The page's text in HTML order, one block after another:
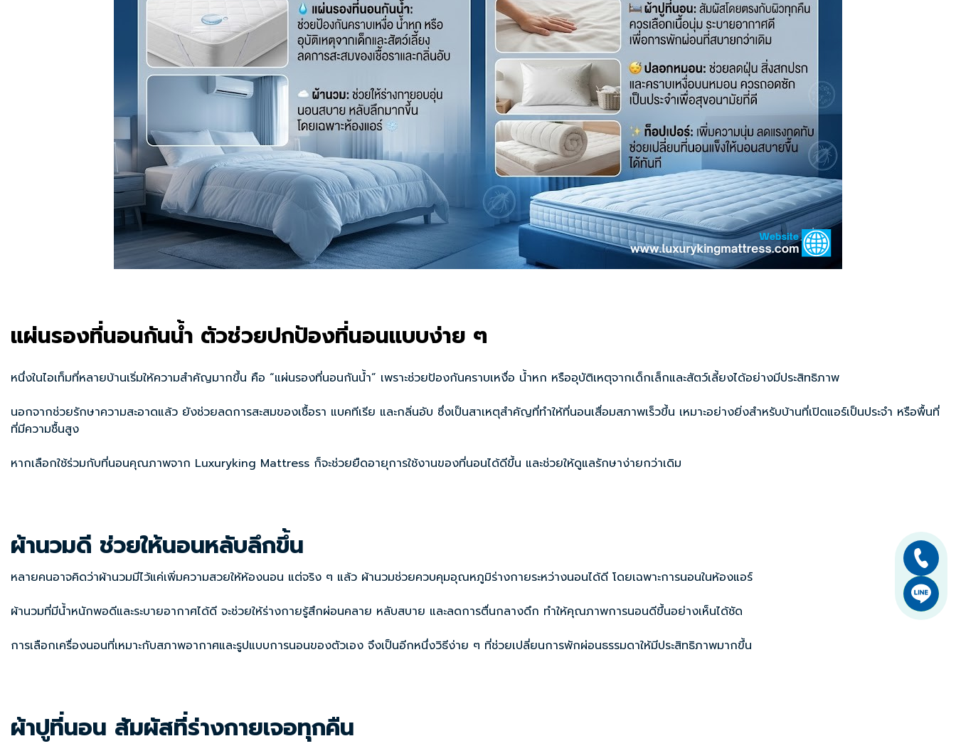
แผ่นรองที่นอนกันน้ำ ตัวช่วยปกป้องที่นอนแบบง่าย ๆ
หนึ่งในไอเท็มที่หลายบ้านเริ่มให้ความสำคัญมากขึ้น คือ “แผ่นรองที่นอนกันน้ำ” เพราะช่วยป้องกันคราบเหงื่อ น้ำหก หรืออุบัติเหตุจากเด็กเล็กและสัตว์เลี้ยงได้อย่างมีประสิทธิภาพ
นอกจากช่วยรักษาความสะอาดแล้ว ยังช่วยลดการสะสมของเชื้อรา แบคทีเรีย และกลิ่นอับ ซึ่งเป็นสาเหตุสำคัญที่ทำให้ที่นอนเสื่อมสภาพเร็วขึ้น เหมาะอย่างยิ่งสำหรับบ้านที่เปิดแอร์เป็นประจำ หรือพื้นที่
ที่มีความชื้นสูง
หากเลือกใช้ร่วมกับที่นอนคุณภาพจาก Luxuryking Mattress ก็จะช่วยยืดอายุการใช้งานของที่นอนได้ดีขึ้น และช่วยให้ดูแลรักษาง่ายกว่าเดิม
ผ้านวมดี ช่วยให้นอนหลับลึกขึ้น
หลายคนอาจคิดว่าผ้านวมมีไว้แค่เพิ่มความสวยให้ห้องนอน แต่จริง ๆ แล้ว ผ้านวมช่วยควบคุมอุณหภูมิร่างกายระหว่างนอนได้ดี โดยเฉพาะการนอนในห้องแอร์
ผ้านวมที่มีน้ำหนักพอดีและระบายอากาศได้ดี จะช่วยให้ร่างกายรู้สึกผ่อนคลาย หลับสบาย และลดการตื่นกลางดึก ทำให้คุณภาพการนอนดีขึ้นอย่างเห็นได้ชัด
การเลือกเครื่องนอนที่เหมาะกับสภาพอากาศและรูปแบบการนอนของตัวเอง จึงเป็นอีกหนึ่งวิธีง่าย ๆ ที่ช่วยเปลี่ยนการพักผ่อนธรรมดาให้มีประสิทธิภาพมากขึ้น
ผ้าปูที่นอน สัมผัสที่ร่างกายเจอทุกคืน